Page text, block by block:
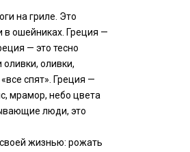
на гриле. Это
в ошейниках. Греция —
— это тесно
оливки,
спят». Греция —
мрамор, небо цвета
люди, это
жизнью: рожать